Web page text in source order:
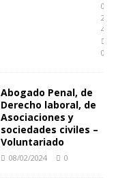
0
2
4
0
Abogado Penal, de
Derecho laboral, de
Asociaciones y
sociedades civiles –
Voluntariado
08/02/2024 0